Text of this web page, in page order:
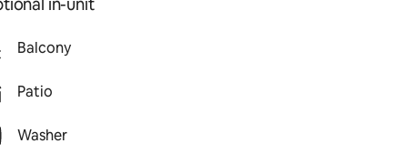
Balcony
Patio
Washer